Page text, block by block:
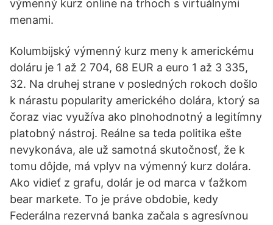
výmenný kurz online na trhoch s virtuálnymi
menami.
Kolumbijský výmenný kurz meny k americkému
doláru je 1 až 2 704, 68 EUR a euro 1 až 3 335,
32. Na druhej strane v posledných rokoch došlo
k nárastu popularity amerického dolára, ktorý sa
čoraz viac využíva ako plnohodnotný a legitímny
platobný nástroj. Reálne sa teda politika ešte
nevykonáva, ale už samotná skutočnosť, že k
tomu dôjde, má vplyv na výmenný kurz dolára.
Ako vidieť z grafu, dolár je od marca v ťažkom
bear markete. To je práve obdobie, kedy
Federálna rezervná banka začala s agresívnou